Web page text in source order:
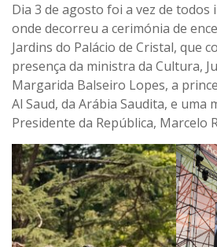
Dia 3 de agosto foi a vez de
onde decorreu a cerimónia de
Jardins do Palácio de Cristal, que
presença da ministra da Cultura,
Margarida Balseiro Lopes, a
Al Saud, da Arábia Saudita, e uma
Presidente da República, Marcelo